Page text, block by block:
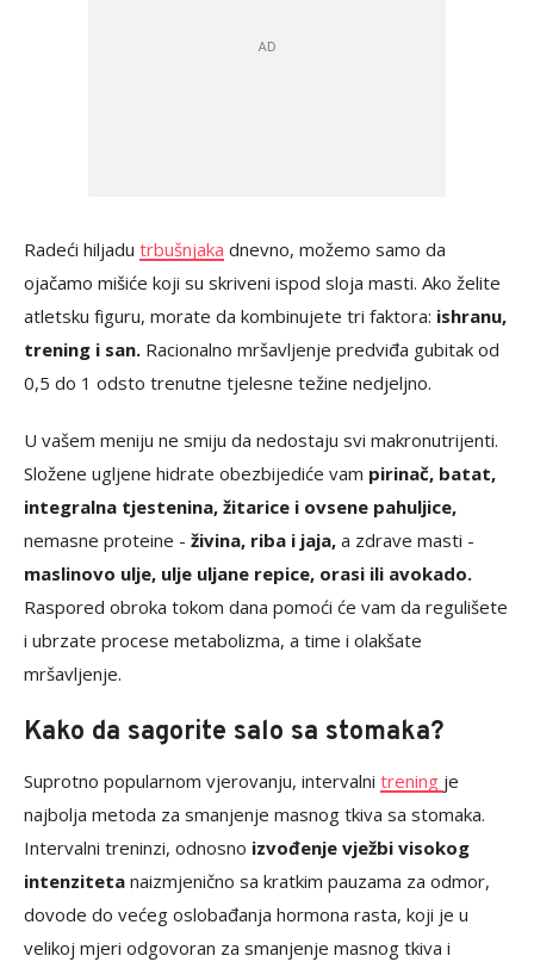
Radeći hiljadu trbušnjaka dnevno, možemo samo da
ojačamo mišiće koji su skriveni ispod sloja masti. Ako želite
atletsku figuru, morate da kombinujete tri faktora: ishranu,
trening i san. Racionalno mršavljenje predviđa gubitak od
0,5 do 1 odsto trenutne tjelesne težine nedjeljno.
U vašem meniju ne smiju da nedostaju svi makronutrijenti.
Složene ugljene hidrate obezbijediće vam pirinač, batat,
integralna tjestenina, žitarice i ovsene pahuljice,
nemasne proteine - živina, riba i jaja, a zdrave masti -
maslinovo ulje, ulje uljane repice, orasi ili avokado.
Raspored obroka tokom dana pomoći će vam da regulišete
i ubrzate procese metabolizma, a time i olakšate
mršavljenje.
Kako da sagorite salo sa stomaka?
Suprotno popularnom vjerovanju, intervalni trening je
najbolja metoda za smanjenje masnog tkiva sa stomaka.
Intervalni treninzi, odnosno izvođenje vježbi visokog
intenziteta naizmjenično sa kratkim pauzama za odmor,
dovode do većeg oslobađanja hormona rasta, koji je u
velikoj mjeri odgovoran za smanjenje masnog tkiva i